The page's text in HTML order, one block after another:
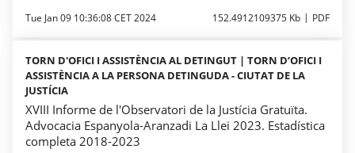
Tue Jan 09 10:36:08 CET 2024 152.4912109375 Kb PDF
TORN D'OFICI I ASSISTÈNCIA AL DETINGUT | TORN D’OFICI I
ASSISTÈNCIA A LA PERSONA DETINGUDA - CIUTAT DE LA
JUSTÍCIA
XVIII Informe de l'Observatori de la Justícia Gratuïta.
Advocacia Espanyola-Aranzadi La Llei 2023. Estadística
completa 2018-2023